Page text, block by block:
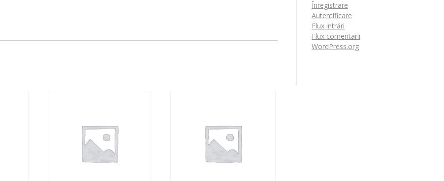
Înregistrare
Autentificare
Flux intrări
Flux comentarii
WordPress.org